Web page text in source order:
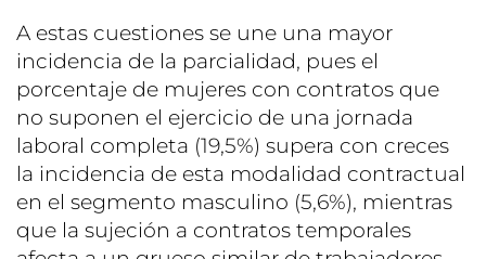
A estas cuestiones se une una mayor
incidencia de la parcialidad, pues el
porcentaje de mujeres con contratos que
no suponen el ejercicio de una jornada
laboral completa (19,5%) supera con creces
la incidencia de esta modalidad contractual
en el segmento masculino (5,6%), mientras
que la sujeción a contratos temporales